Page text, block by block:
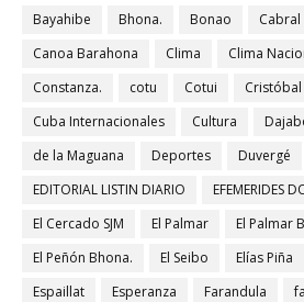
Bayahibe
Bhona. Bonao Cabral
Canoa Barahona
Clima Clima
Constanza.
cotu Cotui Cristóbal
Cuba Internacionales
Cultura
de la Maguana
Deportes
Duvergé
EDITORIAL LISTIN DIARIO
EFEMERIDES
El Cercado SJM
El Palmar
El Palmar
El Peñón Bhona.
El Seibo Elías Piña
Espaillat
Esperanza Farandula